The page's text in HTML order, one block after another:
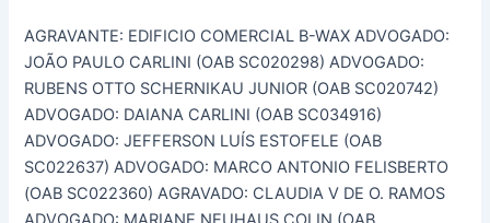
AGRAVANTE: EDIFICIO COMERCIAL B-WAX ADVOGADO:
JOÃO PAULO CARLINI (OAB SC020298) ADVOGADO:
RUBENS OTTO SCHERNIKAU JUNIOR (OAB SC020742)
ADVOGADO: DAIANA CARLINI (OAB SC034916)
ADVOGADO: JEFFERSON LUÍS ESTOFELE (OAB
SC022637) ADVOGADO: MARCO ANTONIO FELISBERTO
(OAB SC022360) AGRAVADO: CLAUDIA V DE O. RAMOS